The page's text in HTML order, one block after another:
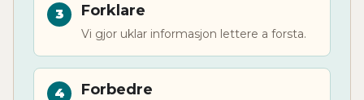
Forklare
Vi gjor uklar informasjon lettere a forsta.
Forbedre